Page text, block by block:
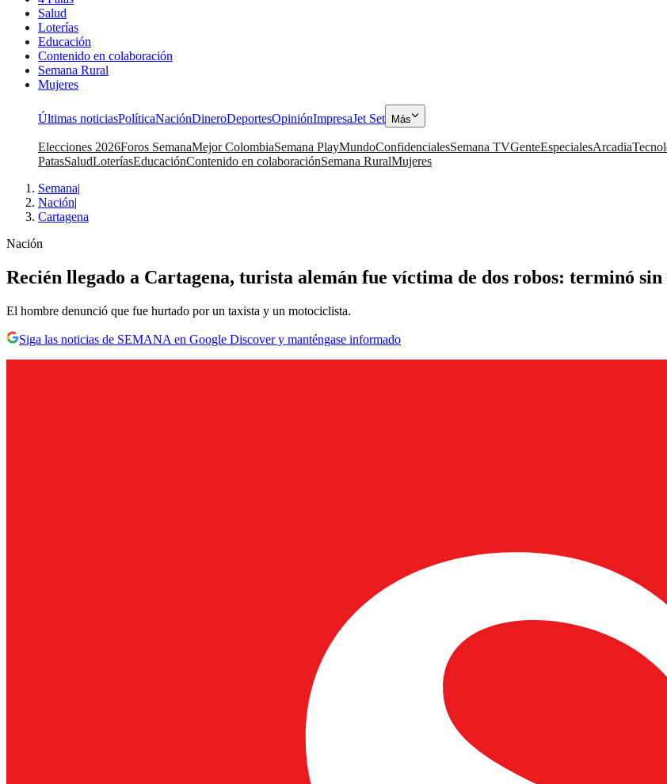
Salud
Loterías
Educación
Contenido en colaboración
Semana Rural
Mujeres
Últimas noticiasPolíticaNaciónDineroDeportesOpiniónImpresaJet Set Más
Elecciones 2026Foros SemanaMejor ColombiaSemana PlayMundoConfidencialesSemana TVGenteEspecialesArcadia
PatasSaludLoteríasEducaciónContenido en colaboraciónSemana RuralMujeres
Semana|
Nación|
Cartagena
Nación
Recién llegado a Cartagena, turista alemán fue víctima de dos robos: terminó sin
El hombre denunció que fue hurtado por un taxista y un motociclista.
Siga las noticias de SEMANA en Google Discover y manténgase informado